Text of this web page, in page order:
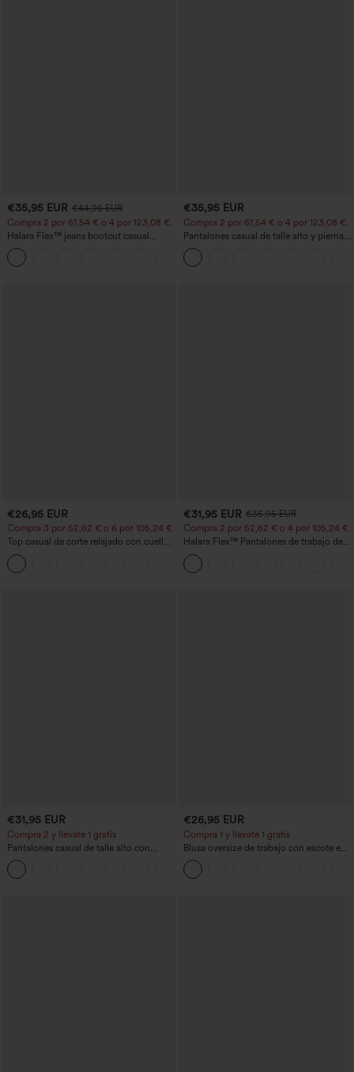
€35,95 EUR €44,95 EUR
Compra 2 por 61,54 € o 4 por 123,08 €.
Halara Flex™ jeans bootcut casual
lavados, de talle alto y con bolsillos
€35,95 EUR
Compra 2 por 61,54 € o 4 por 123,08 €.
Pantalones casual de talle alto y pierna
recta con tacto de lino y bolsillos
€26,95 EUR
Compra 3 por 52,62 € o 6 por 105,24 €.
Top casual de corte relajado con cuello
redondo y mangas murciélago.
€31,95 EUR €35,95 EUR
Compra 2 por 52,62 € o 4 por 105,24 €.
Halara Flex™ Pantalones de trabajo de
talle alto, moldeadores del cuerpo, que
estilizan la cintura, con bolsillos, de
pierna ancha en micro‑waffle
€31,95 EUR
Compra 2 y llévate 1 gratis
Pantalones casual de talle alto con
cordón, pernera ancha, en mezcla de
lino y con bolsillos
€26,95 EUR
Compra 1 y llévate 1 gratis
Blusa oversize de trabajo con escote en
V y manga corta, resistente a las arrugas